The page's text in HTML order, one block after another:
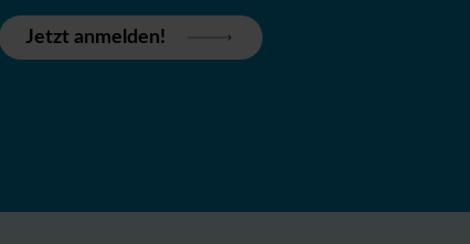
Jetzt anmelden!